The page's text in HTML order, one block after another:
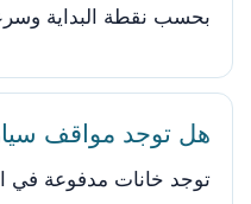
بحسب نقطة البداية
هل توجد مواقف
توجد خانات مدفوعة في